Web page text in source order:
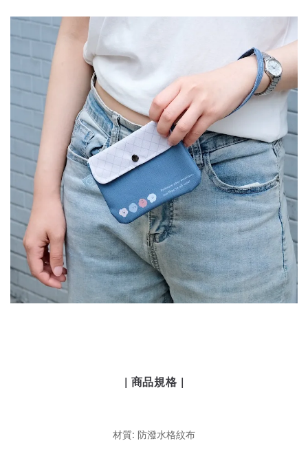
| 商品規格 |
材質: 防潑水格紋布